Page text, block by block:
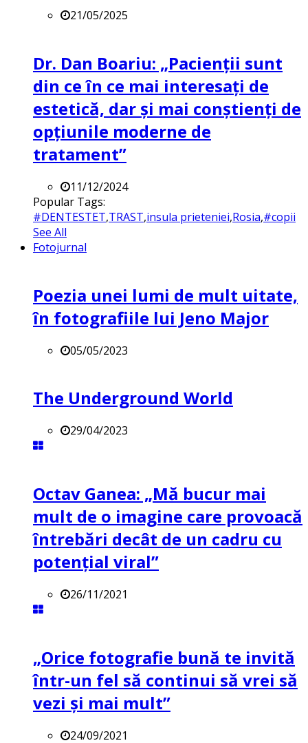
21/05/2025
Dr. Dan Boariu: „Pacienții sunt
din ce în ce mai interesați de
estetică, dar și mai conștienți de
opțiunile moderne de
tratament”
11/12/2024
Popular Tags:
#DENTESTET,TRAST,insula prieteniei,Rosia,#copii
See All
Fotojurnal
Poezia unei lumi de mult uitate,
în fotografiile lui Jeno Major
05/05/2023
The Underground World
29/04/2023
Octav Ganea: „Mă bucur mai
mult de o imagine care provoacă
întrebări decât de un cadru cu
potenţial viral”
26/11/2021
„Orice fotografie bună te invită
într-un fel să continui să vrei să
vezi și mai mult”
24/09/2021